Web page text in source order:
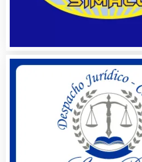
Asociaciones Civiles
Asociaciones Empresariales